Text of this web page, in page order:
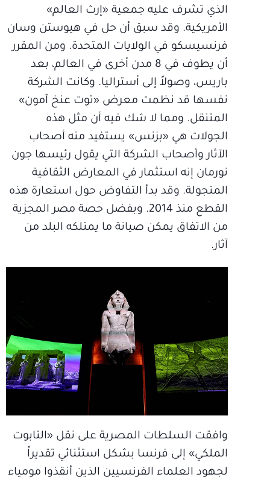
الذي تشرف عليه جمعية «إرث العالم»
الأمريكية. وقد سبق أن حل في هيوستن وسان
فرنسيسكو في الولايات المتحدة. ومن المقرر
أن يطوف في 8 مدن أخرى في العالم، بعد
باريس، وصولاً إلى أستراليا. وكانت الشركة
نفسها قد نظمت معرض «توت عنخ آمون»
المتنقل. ومما لا شك فيه أن مثل هذه
الجولات هي «بزنس» يستفيد منه أصحاب
الآثار وأصحاب الشركة التي يقول رئيسها جون
نورمان إنه استثمار في المعارض الثقافية
المتجولة. وقد بدأ التفاوض حول استعارة هذه
القطع منذ 2014. وبفضل حصة مصر المجزية
من الاتفاق يمكن صيانة ما يمتلكه البلد من
آثار.
وافقت السلطات المصرية على نقل «التابوت
الملكي» إلى فرنسا بشكل استثنائي تقديراً
لجهود العلماء الفرنسيين الذين أنقذوا مومياء